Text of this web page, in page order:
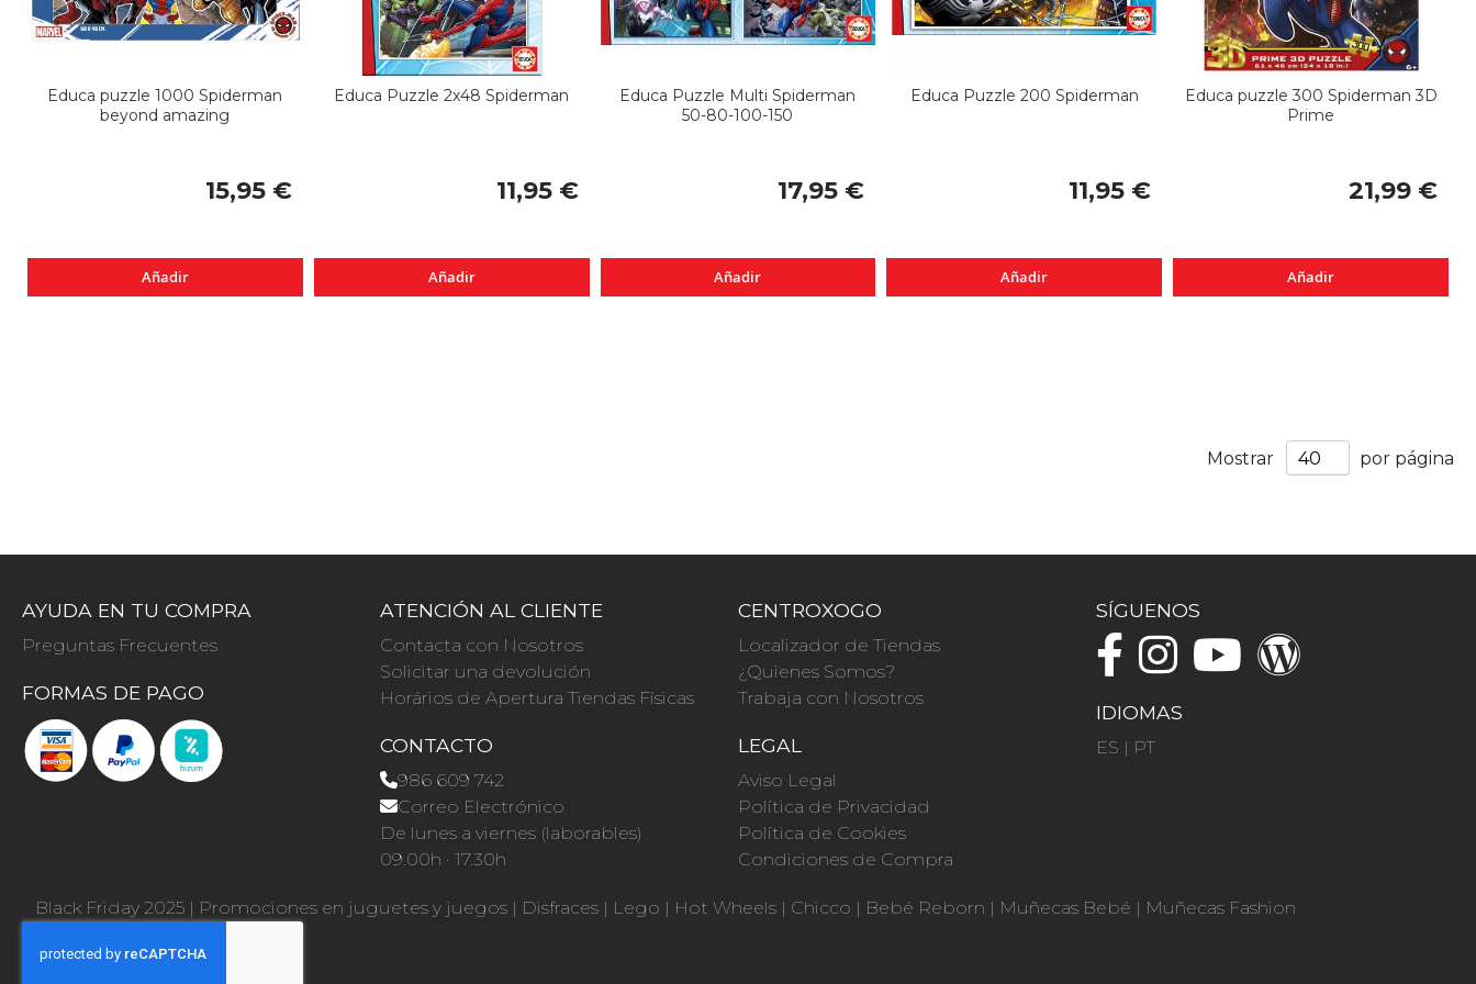
Educa puzzle 1000 Spiderman
beyond amazing
15,95 €
Añadir
Educa Puzzle 2x48 Spiderman
11,95 €
Añadir
Educa Puzzle Multi Spiderman
50-80-100-150
17,95 €
Añadir
Educa Puzzle 200 Spiderman
11,95 €
Añadir
Educa puzzle 300 Spiderman 3D
Prime
21,99 €
Añadir
Mostrar por página
AYUDA EN TU COMPRA
Preguntas Frecuentes
FORMAS DE PAGO
ATENCIÓN AL CLIENTE
Contacta con Nosotros
Solicitar una devolución
Horários de Apertura Tiendas Físicas
CONTACTO
986 609 742
Correo Electrónico
De lunes a viernes (laborables)
09.00h · 17.30h
CENTROXOGO
Localizador de Tiendas
¿Quienes Somos?
Trabaja con Nosotros
LEGAL
Aviso Legal
Política de Privacidad
Política de Cookies
Condiciones de Compra
SÍGUENOS
IDIOMAS
ES | PT
Black Friday 2025 | Promociones en juguetes y juegos | Disfraces | Lego | Hot Wheels | Chicco | Bebé Reborn | Muñecas Bebé | Muñecas Fashion